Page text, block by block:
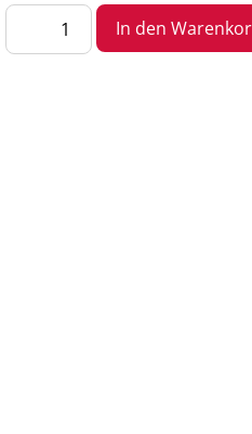
«Rückblick.
Ereignisse
und
In den